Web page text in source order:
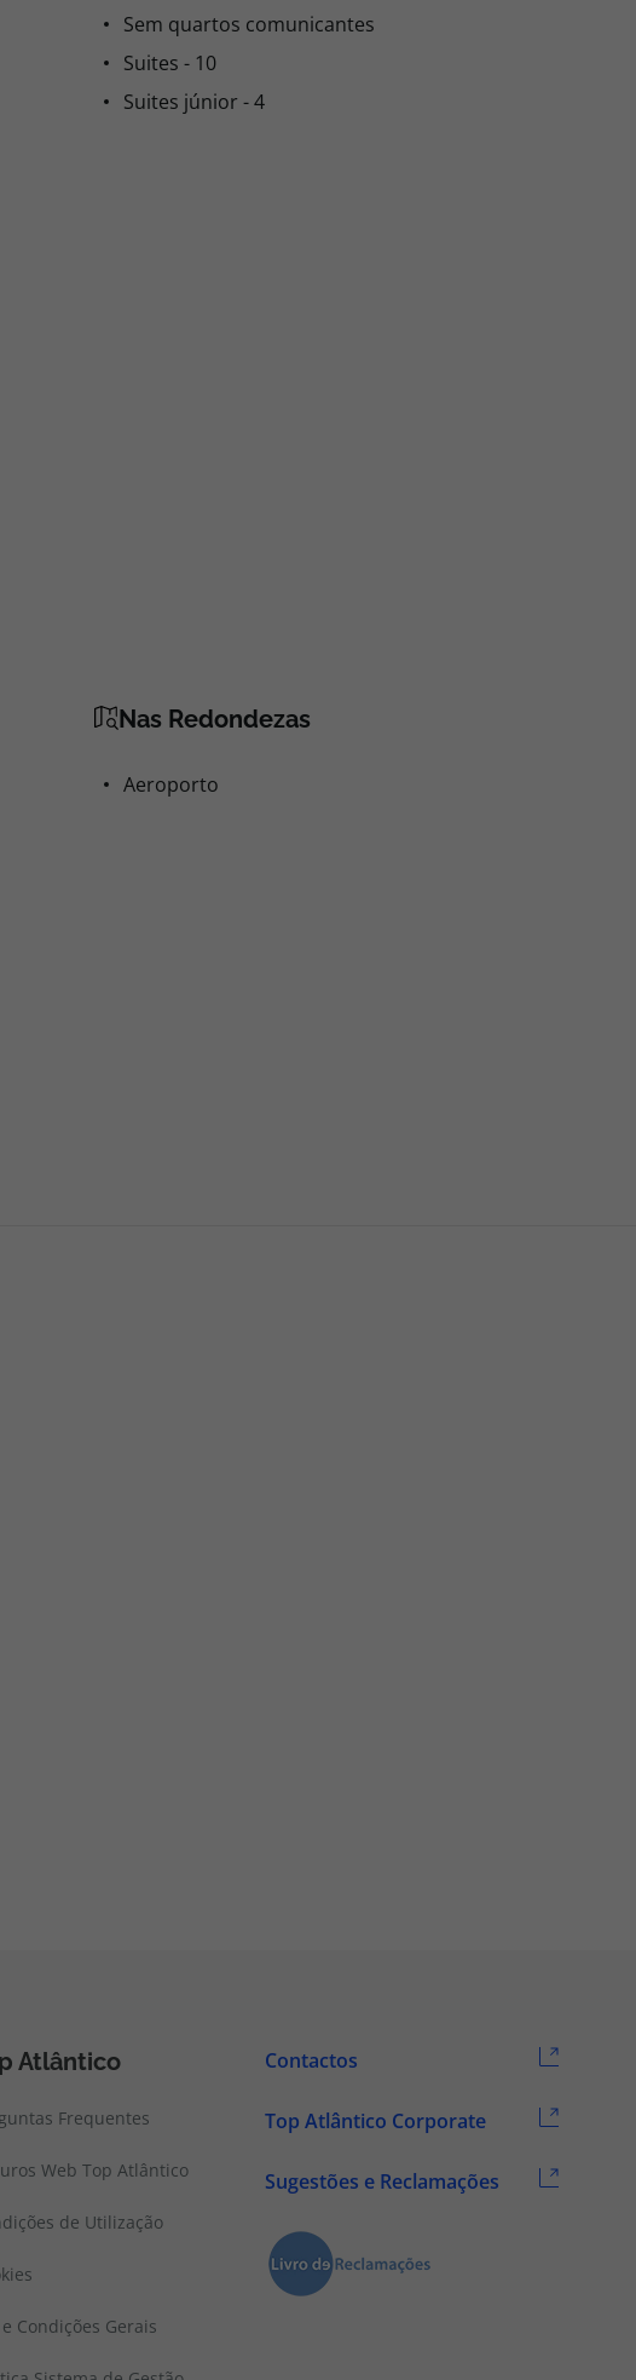
Sem quartos comunicantes
Suites - 10
Suites júnior - 4
Nas Redondezas
Aeroporto
Atlântico
Frequentes
Web Top Atlântico
de Utilização
e Condições Gerais
Contactos
Top Atlântico Corporate
Sugestões e Reclamações